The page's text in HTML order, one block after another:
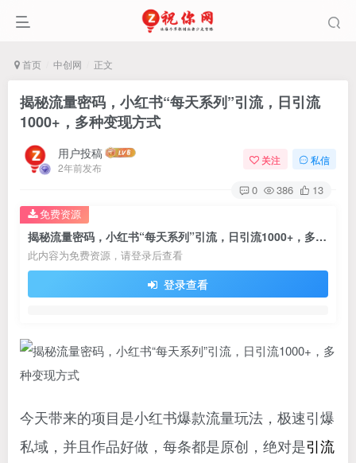
首页 中创网 正文
揭秘流量密码，小红书“每天系列”引流，日引流
1000+，多种变现方式
用户投稿
2年前发布
关注 私信
0 386 13
揭秘流量密码，小红书“每天系列”引流，日引流1000+，多种变现方式
此内容为免费资源，请登录后查看
登录查看
免费资源
今天带来的项目是小红书爆款流量玩法，极速引爆
私域，并且作品好做，每条都是原创，绝对是引流